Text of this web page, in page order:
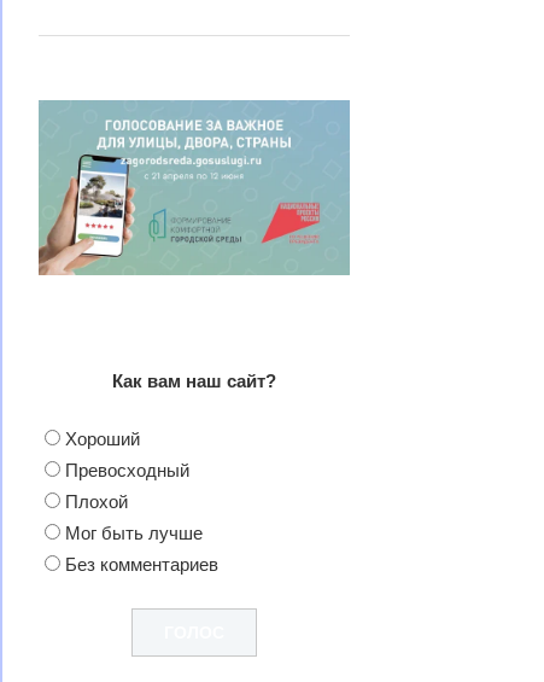
Как вам наш сайт?
Хороший
Превосходный
Плохой
Мог быть лучше
Без комментариев